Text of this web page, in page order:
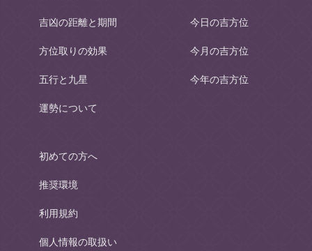
吉凶の距離と期間
方位取りの効果
五行と九星
運勢について
今日の吉方位
今月の吉方位
今年の吉方位
初めての方へ
推奨環境
利用規約
個人情報の取扱い